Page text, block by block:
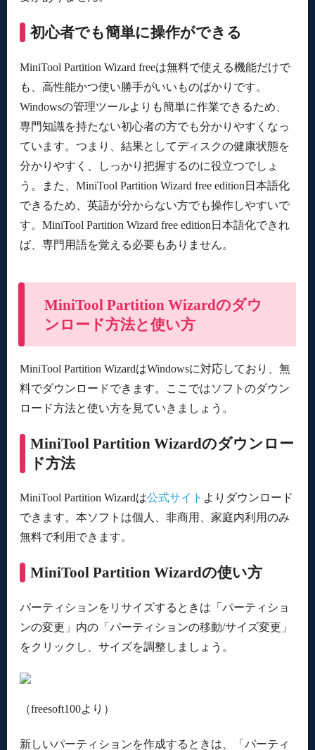
初心者でも簡単に操作ができる
MiniTool Partition Wizard freeは無料で使える機能だけで
も、高性能かつ使い勝手がいいものばかりです。
Windowsの管理ツールよりも簡単に作業できるため、
専門知識を持たない初心者の方でも分かりやすくなっ
ています。つまり、結果としてディスクの健康状態を
分かりやすく、しっかり把握するのに役立つでしょ
う。また、MiniTool Partition Wizard free edition日本語化
できるため、英語が分からない方でも操作しやすいで
す。MiniTool Partition Wizard free edition日本語化できれ
ば、専門用語を覚える必要もありません。
MiniTool Partition Wizardのダウ
ンロード方法と使い方
MiniTool Partition WizardはWindowsに対応しており、無
料でダウンロードできます。ここではソフトのダウン
ロード方法と使い方を見ていきましょう。
MiniTool Partition Wizardのダウンロー
ド方法
MiniTool Partition Wizardは公式サイト よりダウンロード
できます。本ソフトは個人、非商用、家庭内利用のみ
無料で利用できます。
MiniTool Partition Wizardの使い方
パーティションをリサイズするときは「パーティショ
ンの変更」内の「パーティションの移動/サイズ変更」
をクリックし、サイズを調整しましょう。
（freesoft100より）
新しいパーティションを作成するときは、「パーティ